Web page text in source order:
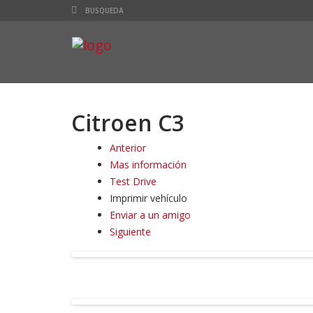
Citroen C3
Anterior
Mas información
Test Drive
Imprimir vehículo
Enviar a un amigo
Siguiente